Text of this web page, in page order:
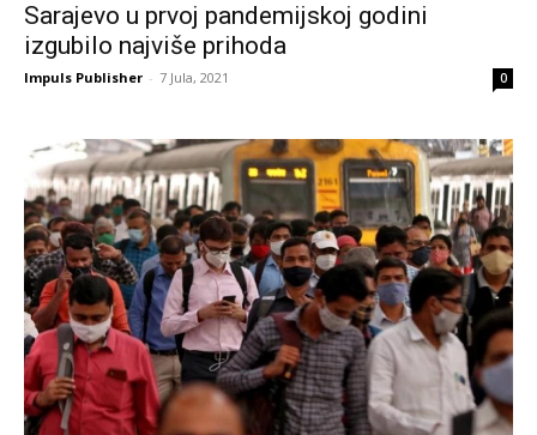
Sarajevo u prvoj pandemijskoj godini
izgubilo najviše prihoda
Impuls Publisher - 7 Jula, 2021 0